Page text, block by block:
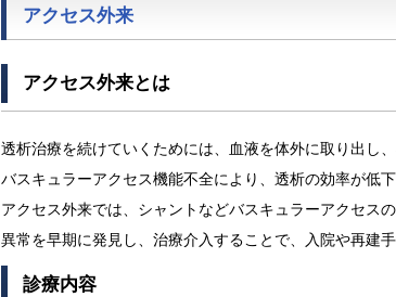
アクセス外来
アクセス外来とは
透析治療を続けていくためには、血液を体外に取り出し
バスキュラーアクセス機能不全により、透析の効率が低
アクセス外来では、シャントなどバスキュラーアクセス
異常を早期に発見し、治療介入することで、入院や再建
診療内容